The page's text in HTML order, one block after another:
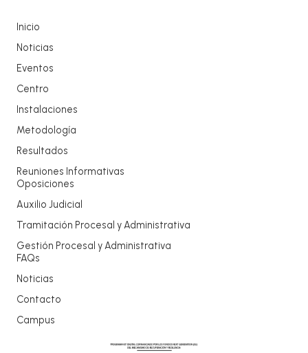
Inicio
Noticias
Eventos
Centro
Instalaciones
Metodología
Resultados
Reuniones Informativas
Oposiciones
Auxilio Judicial
Tramitación Procesal y Administrativa
Gestión Procesal y Administrativa
FAQs
Noticias
Contacto
Campus